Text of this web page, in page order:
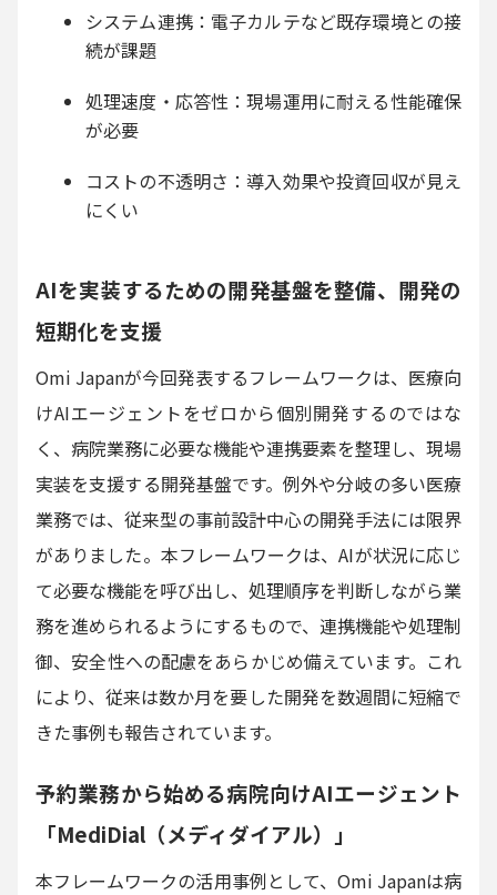
システム連携：電子カルテなど既存環境との接
続が課題
処理速度・応答性：現場運用に耐える性能確保
が必要
コストの不透明さ：導入効果や投資回収が見え
にくい
AIを実装するための開発基盤を整備、開発の
短期化を支援
Omi Japanが今回発表するフレームワークは、医療向
けAIエージェントをゼロから個別開発するのではな
く、病院業務に必要な機能や連携要素を整理し、現場
実装を支援する開発基盤です。例外や分岐の多い医療
業務では、従来型の事前設計中心の開発手法には限界
がありました。本フレームワークは、AIが状況に応じ
て必要な機能を呼び出し、処理順序を判断しながら業
務を進められるようにするもので、連携機能や処理制
御、安全性への配慮をあらかじめ備えています。これ
により、従来は数か月を要した開発を数週間に短縮で
きた事例も報告されています。
予約業務から始める病院向けAIエージェント
「MediDial（メディダイアル）」
本フレームワークの活用事例として、Omi Japanは病